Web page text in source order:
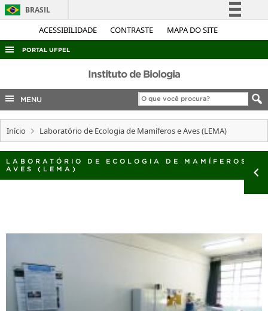
ACESSIBILIDADE CONTRASTE MAPA DO SITE
BRASIL
Simplifique!
Acesso à informação
Legislação
Canais
PORTAL UFPEL
ACESSO À INFORMAÇÃO
AUDITORIA
COBALTO
CONCURSOS
EDITAIS
INTERNACIONAL
TELEFONES
Instituto de Biologia
MENU
Início Laboratório de Ecologia de Mamíferos e Aves (LEMA)
LABORATÓRIO DE ECOLOGIA DE MAMÍFEROS E
AVES (LEMA)